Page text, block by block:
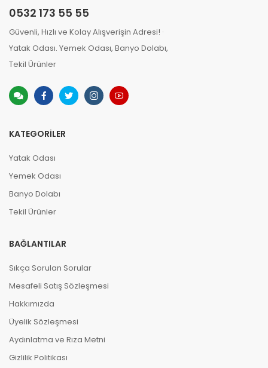
0532 173 55 55
Güvenli, Hızlı ve Kolay Alışverişin Adresi! ·
Yatak Odası. Yemek Odası, Banyo Dolabı,
Tekil Ürünler
KATEGORILER
Yatak Odası
Yemek Odası
Banyo Dolabı
Tekil Ürünler
BAĞLANTILAR
Sıkça Sorulan Sorular
Mesafeli Satış Sözleşmesi
Hakkımızda
Üyelik Sözleşmesi
Aydınlatma ve Rıza Metni
Gizlilik Politikası